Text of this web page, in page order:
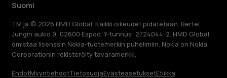
Suomi
TM ja © 2026 HMD Global. Kaikki oikeudet pidätetään. Bertel
Jungin aukio 9, 02600 Espoo. Y-tunnus: 2724044-2. HMD Global
omistaa lisenssin Nokia-tuotemerkin puhelimiin. Nokia on Nokia
Corporationin rekisteröity tavaramerkki.
EhdotMyyntiehdotTietosuojaEvästeasetuksetEtiikka